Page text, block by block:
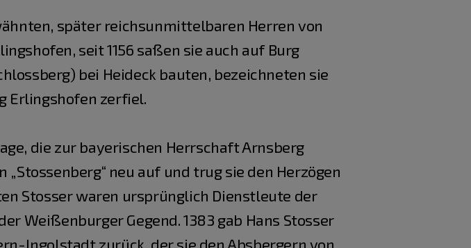
später reichsunmittelbaren Herren von
seit 1156 saßen sie auch auf Burg
bei Heideck bauten, bezeichneten sie
Erlingshofen zerfiel.
die zur bayerischen Herrschaft Arnsberg
neu auf und trug sie den Herzögen
Stosser waren ursprünglich Dienstleute der
Weißenburger Gegend. 1383 gab Hans Stosser
lngolstadt zurück, der sie den Absbergern von